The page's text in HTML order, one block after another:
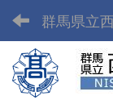
群馬県立